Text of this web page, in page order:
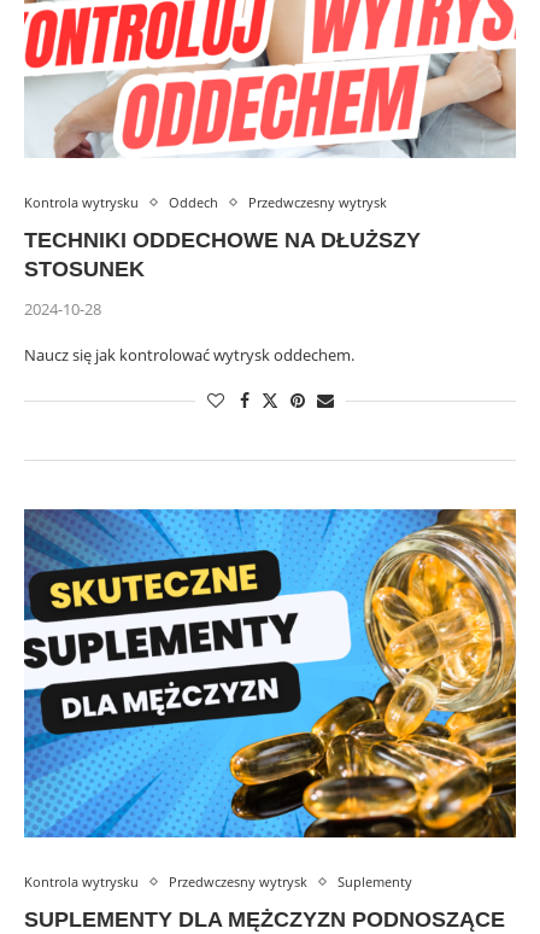
Kontrola wytrysku Oddech Przedwczesny wytrysk
TECHNIKI ODDECHOWE NA DŁUŻSZY
STOSUNEK
2024-10-28
Naucz się jak kontrolować wytrysk oddechem.
Kontrola wytrysku Przedwczesny wytrysk Suplementy
SUPLEMENTY DLA MĘŻCZYZN PODNOSZĄCE